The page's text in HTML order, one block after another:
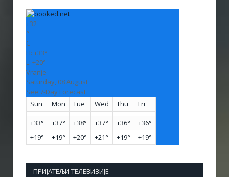
+32
°
C
H: +33°
L: +20°
Vranje
Saturday, 08 August
See 7-Day Forecast
Sun
Mon Tue Wed Thu Fri
+33° +37° +38° +37° +36° +36°
+19° +19° +20° +21° +19° +19°
ПРИЈАТЕЉИ ТЕЛЕВИЗИЈЕ